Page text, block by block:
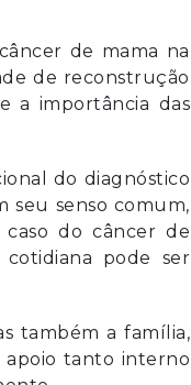
de mama na
de reconstrução
a importância das
do diagnóstico
seu senso comum,
caso do câncer de
pode ser
também a família,
apoio tanto interno